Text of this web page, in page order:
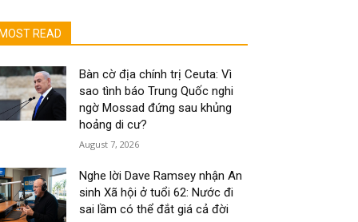
MOST READ
Bàn cờ địa chính trị Ceuta: Vì
sao tình báo Trung Quốc nghi
ngờ Mossad đứng sau khủng
hoảng di cư?
August 7, 2026
Nghe lời Dave Ramsey nhận An
sinh Xã hội ở tuổi 62: Nước đi
sai lầm có thể đắt giá cả đời